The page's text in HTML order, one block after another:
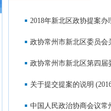
2018年新北区政协提案
政协常州市新北区委员会
政协常州市新北区第四届
关于提交提案的说明
中国人民政治协商会议常